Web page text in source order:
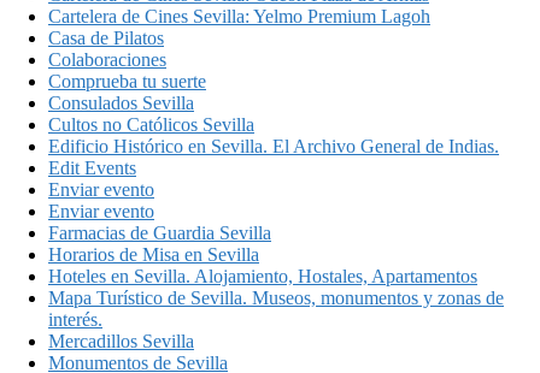
Cartelera de Cines Sevilla: Yelmo Premium Lagoh
Casa de Pilatos
Colaboraciones
Comprueba tu suerte
Consulados Sevilla
Cultos no Católicos Sevilla
Edificio Histórico en Sevilla. El Archivo General de Indias.
Edit Events
Enviar evento
Enviar evento
Farmacias de Guardia Sevilla
Horarios de Misa en Sevilla
Hoteles en Sevilla. Alojamiento, Hostales, Apartamentos
Mapa Turístico de Sevilla. Museos, monumentos y zonas de
interés.
Mercadillos Sevilla
Monumentos de Sevilla